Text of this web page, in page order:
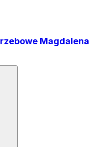
Magdalena